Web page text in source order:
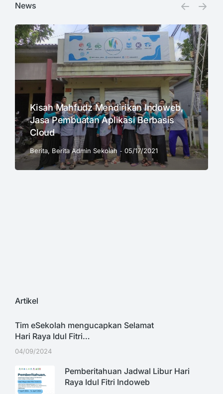
News
Kisah Mahfudz Mendirikan Indoweb,
Jasa Pembuatan Aplikasi Berbasis
Cloud
Berita, Berita Admin Sekolah 05/17/2021
Artikel
Tim eSekolah mengucapkan Selamat
Hari Raya Idul Fitri…
04/09/2024
Pemberitahuan Jadwal Libur Hari
Raya Idul Fitri Indoweb